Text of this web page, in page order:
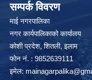
सम्पर्क विवरण
माई नगरपालिका
नगर कार्यपालिकाको कार्यालय
कोशी प्रदेश, शितली, इलाम
फोन नं. : 9852639111
इमेल: